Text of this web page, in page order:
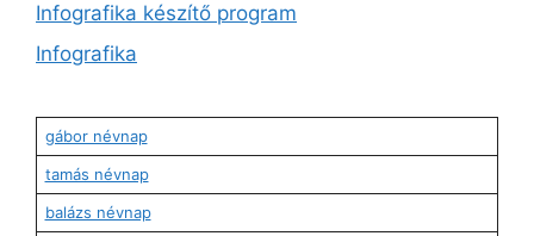
Infografika készítő program
Infografika
gábor névnap
tamás névnap
balázs névnap